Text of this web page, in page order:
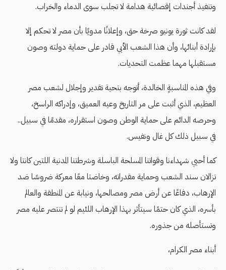
وتنفيذ أجندات إقصائية هدامة لا تجلب سوى الدماء والخراب.
لقد كانت ثورة يونيو صرخة حق، وإعلانًا مدويًا بأن مصر لا تحكم إلا
بإرادة أبنائها، وأن هذا الشعب الأبي قادر على حماية دولته وصون
مستقبلها مهما عظمت التحديات.
وفي هذه المناسبةٍ الخالدة، أتوجه بتحية تقدير وإجلال لشعب مصر
العظيم، الذي أثبت على مر التاريخ وعيه العميق، وإدراكه الراسخ،
وحرصه الدائم على حماية الوطن وصون استقراره، مقدمًا في سبيل..
في سبيل ذلك كل غال ونفيس.
كما أحيي شهداءنا وقواتنا المسلحة الباسلة وشرطتنا المدنية اللتين كانتا ولا
تزالان سند الشعب وحماية مقدراته، وخاضتا معًا معركة ضروسًا ضد
الإرهاب، دفاعًا عن أرض مصر ومصالحها، ونيابة عن المنطقة والعالم
بأسره، الذي كان حتمًا سيتأثر بهذا الإرهاب اللئيم لو لم تنتصر عليه مصر
وتستأصله من جذوره.
أبناء مصر الكرام،